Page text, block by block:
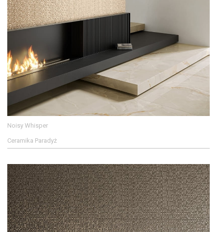
Noisy Whisper
Ceramika Paradyż